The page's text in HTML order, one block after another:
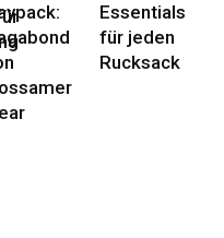
Essentials
für jeden
Rucksack